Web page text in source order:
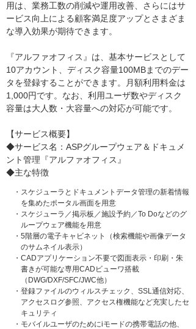
用は、業務工数の削減や運用改善、さらにはサ
ービス向上による顧客満足度アップとさまざま
な導入効果が期待できます。
『アルファオフィス』は、基本サービスとして
10アカウント、ディスク容量100MBまでのデー
タを登録することができます。月額利用料金は
1,000円です。なお、利用ユーザ数やディスク
容量は大人数・大容量への対応が可能です。
【サービス概要】
◆サービス名：ASPグループウェア＆ドキュメ
ント管理『アルファオフィス』
◆主な特徴
・ スケジューラとドキュメントデータ管理の新着情報
を集めたポータル画面を用意
・ スケジューラ／掲示板／施設予約／To Doなどのグ
ループウェア機能を用意
・ 5階層の電子キャビネット（検索機能や画像データ
のサムネイル表示）
・ CADアプリケーション不要で図面表示・印刷・朱
書きが可能な専用CADビューワ搭載
（DWG/DXF/SFC/JWC他）
・ 登録ファイルのウィルスチェック、SSL通信対応、
アクセスログ参照、アクセス権機能など充実したセ
キュリティ
・ モバイルユーザのためにiモードの携帯電話の他、